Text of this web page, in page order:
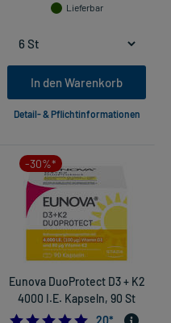
Lieferbar
In den Warenkorb
Detail- & Pflichtinformationen
-30%*
Eunova DuoProtect D3 + K2
4000 I.E. Kapseln, 90 St
4.95
20*